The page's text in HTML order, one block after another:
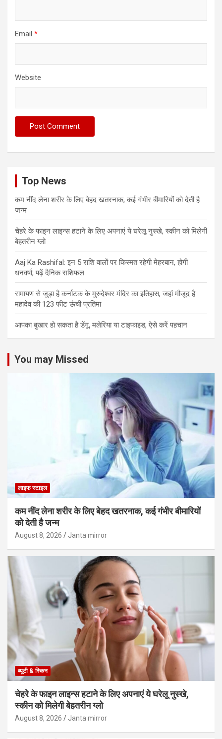
Email *
Website
Top News
कम नींद लेना शरीर के लिए बेहद खतरनाक, कई गंभीर बीमारियों को देती है
जन्म
चेहरे के फाइन लाइन्स हटाने के लिए अपनाएं ये घरेलू नुस्खे, स्कीन को मिलेगी
बेहतरीन ग्लो
Aaj Ka Rashifal: इन 5 राशि वालों पर किस्मत रहेगी मेहरबान, होगी
धनवर्षा, पढ़ें दैनिक राशिफल
रामायण से जुड़ा है कर्नाटक के मुरुदेश्वर मंदिर का इतिहास, जहां मौजूद है
महादेव की 123 फीट ऊंची प्रतिमा
आपका बुखार हो सकता है डेंगू, मलेरिया या टाइफाइड, ऐसे करें पहचान
You may Missed
लाइफ स्टाइल
कम नींद लेना शरीर के लिए बेहद खतरनाक, कई गंभीर बीमारियों
को देती है जन्म
August 8, 2026 Janta mirror
ब्यूटी & स्किन
चेहरे के फाइन लाइन्स हटाने के लिए अपनाएं ये घरेलू नुस्खे,
स्कीन को मिलेगी बेहतरीन ग्लो
August 8, 2026 Janta mirror